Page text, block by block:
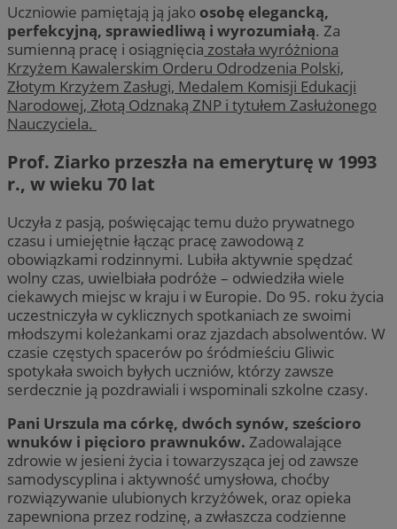
Uczniowie pamiętają ją jako osobę elegancką,
perfekcyjną, sprawiedliwą i wyrozumiałą. Za
sumienną pracę i osiągnięcia została wyróżniona
Krzyżem Kawalerskim Orderu Odrodzenia Polski,
Złotym Krzyżem Zasługi, Medalem Komisji Edukacji
Narodowej, Złotą Odznaką ZNP i tytułem Zasłużonego
Nauczyciela.
Prof. Ziarko przeszła na emeryturę w 1993
r., w wieku 70 lat
Uczyła z pasją, poświęcając temu dużo prywatnego
czasu i umiejętnie łącząc pracę zawodową z
obowiązkami rodzinnymi. Lubiła aktywnie spędzać
wolny czas, uwielbiała podróże – odwiedziła wiele
ciekawych miejsc w kraju i w Europie. Do 95. roku życia
uczestniczyła w cyklicznych spotkaniach ze swoimi
młodszymi koleżankami oraz zjazdach absolwentów. W
czasie częstych spacerów po śródmieściu Gliwic
spotykała swoich byłych uczniów, którzy zawsze
serdecznie ją pozdrawiali i wspominali szkolne czasy.
Pani Urszula ma córkę, dwóch synów, sześcioro
wnuków i pięcioro prawnuków. Zadowalające
zdrowie w jesieni życia i towarzysząca jej od zawsze
samodyscyplina i aktywność umysłowa, choćby
rozwiązywanie ulubionych krzyżówek, oraz opieka
zapewniona przez rodzinę, a zwłaszcza codzienne